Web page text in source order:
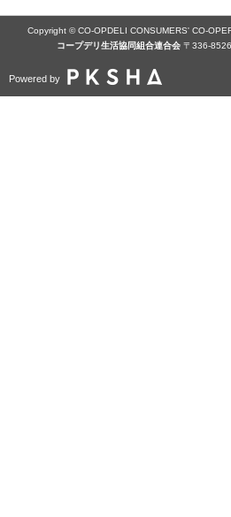
Copyright © CO-OPDELI CONSUMERS' CO-
コープデリ⽣活協同組合連合会〒336-8526
Powered by